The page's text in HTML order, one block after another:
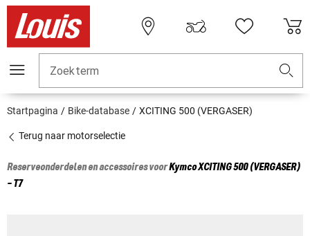
Zoekterm
Startpagina Bike-database XCITING 500 (VERGASER)
Terug naar motorselectie
Reserveonderdelen en accessoires voorKymcoXCITING 500 (VERGASER)
- T7